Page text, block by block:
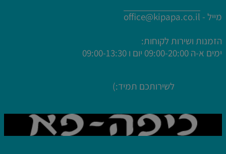
מייל - office@kipapa.co.il
הזמנות ושירות לקוחות:
ימים א-ה 09:00-20:00 יום ו 09:00-13:30
לשירותכם תמיד:)